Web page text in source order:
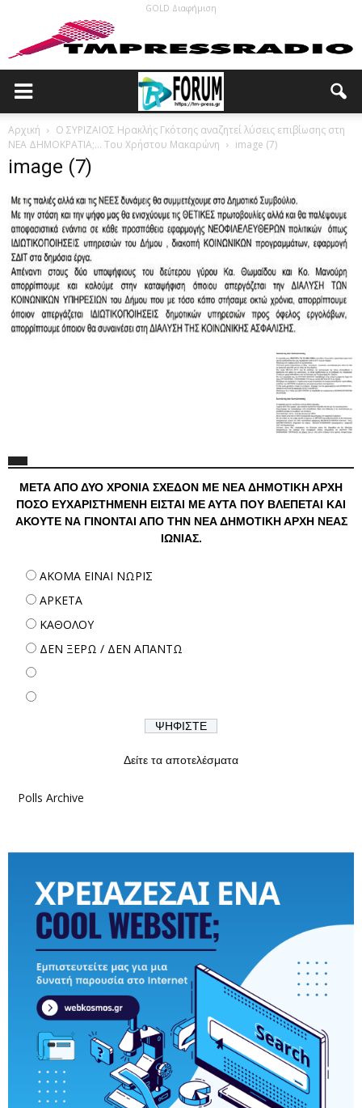
GOLD Διαφήμιση
Αρχική
Ο ΣΥΡΙΖΑΙΟΣ Ηρακλής Γκότσης αναζητεί λύσεις επιβίωσης στη
ΝΕΑ ΔΗΜΟΚΡΑΤΙΑ;… Του Χρήστου Μακαρώνη
image (7)
image (7)
ΜΕΤΑ ΑΠΟ ΔΥΟ ΧΡΟΝΙΑ ΣΧΕΔΟΝ ΜΕ ΝΕΑ ΔΗΜΟΤΙΚΗ ΑΡΧΗ
ΠΟΣΟ ΕΥΧΑΡΙΣΤΗΜΕΝΗ ΕΙΣΤΑΙ ΜΕ ΑΥΤΑ ΠΟΥ ΒΛΕΠΕΤΑΙ ΚΑΙ
ΑΚΟΥΤΕ ΝΑ ΓΙΝΟΝΤΑΙ ΑΠΟ ΤΗΝ ΝΕΑ ΔΗΜΟΤΙΚΗ ΑΡΧΗ ΝΕΑΣ
ΙΩΝΙΑΣ.
ΑΚΟΜΑ ΕΙΝΑΙ ΝΩΡΙΣ
ΑΡΚΕΤΑ
ΚΑΘΟΛΟΥ
ΔΕΝ ΞΕΡΩ / ΔΕΝ ΑΠΑΝΤΩ
Δείτε τα αποτελέσματα
Polls Archive